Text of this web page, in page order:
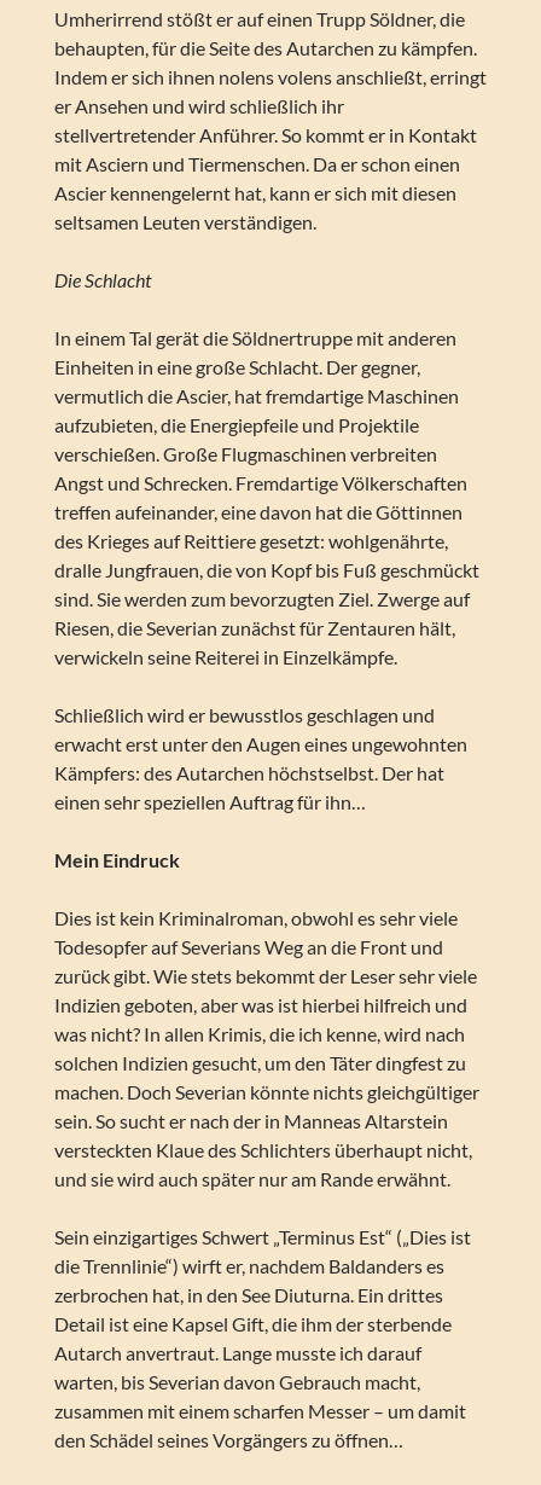
Umherirrend stößt er auf einen Trupp Söldner, die
behaupten, für die Seite des Autarchen zu kämpfen.
Indem er sich ihnen nolens volens anschließt, erringt
er Ansehen und wird schließlich ihr
stellvertretender Anführer. So kommt er in Kontakt
mit Asciern und Tiermenschen. Da er schon einen
Ascier kennengelernt hat, kann er sich mit diesen
seltsamen Leuten verständigen.
Die Schlacht
In einem Tal gerät die Söldnertruppe mit anderen
Einheiten in eine große Schlacht. Der gegner,
vermutlich die Ascier, hat fremdartige Maschinen
aufzubieten, die Energiepfeile und Projektile
verschießen. Große Flugmaschinen verbreiten
Angst und Schrecken. Fremdartige Völkerschaften
treffen aufeinander, eine davon hat die Göttinnen
des Krieges auf Reittiere gesetzt: wohlgenährte,
dralle Jungfrauen, die von Kopf bis Fuß geschmückt
sind. Sie werden zum bevorzugten Ziel. Zwerge auf
Riesen, die Severian zunächst für Zentauren hält,
verwickeln seine Reiterei in Einzelkämpfe.
Schließlich wird er bewusstlos geschlagen und
erwacht erst unter den Augen eines ungewohnten
Kämpfers: des Autarchen höchstselbst. Der hat
einen sehr speziellen Auftrag für ihn…
Mein Eindruck
Dies ist kein Kriminalroman, obwohl es sehr viele
Todesopfer auf Severians Weg an die Front und
zurück gibt. Wie stets bekommt der Leser sehr viele
Indizien geboten, aber was ist hierbei hilfreich und
was nicht? In allen Krimis, die ich kenne, wird nach
solchen Indizien gesucht, um den Täter dingfest zu
machen. Doch Severian könnte nichts gleichgültiger
sein. So sucht er nach der in Manneas Altarstein
versteckten Klaue des Schlichters überhaupt nicht,
und sie wird auch später nur am Rande erwähnt.
Sein einzigartiges Schwert „Terminus Est“ („Dies ist
die Trennlinie“) wirft er, nachdem Baldanders es
zerbrochen hat, in den See Diuturna. Ein drittes
Detail ist eine Kapsel Gift, die ihm der sterbende
Autarch anvertraut. Lange musste ich darauf
warten, bis Severian davon Gebrauch macht,
zusammen mit einem scharfen Messer – um damit
den Schädel seines Vorgängers zu öffnen…